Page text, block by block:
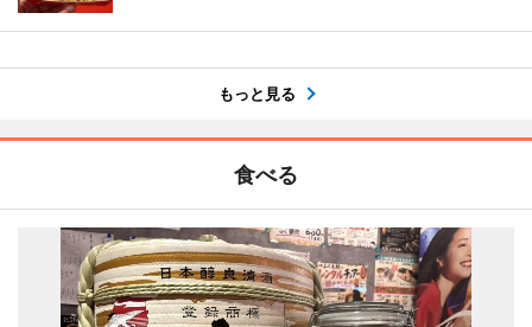
もっと見る
食べる